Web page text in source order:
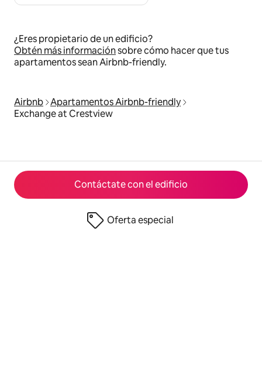
Contáctate con el edificio
Oferta especial
¿Eres propietario de un edificio?
Obtén más informaciónsobre cómo hacer que tus
apartamentos sean Airbnb-friendly.
Airbnb Apartamentos Airbnb-friendly
Exchange at Crestview